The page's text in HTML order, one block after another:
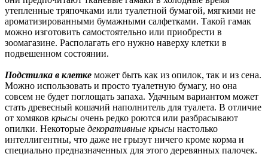
утепленные тряпочками или туалетной бумагой, мягкими не
ароматизированными бумажными салфетками. Такой гамак
можно изготовить самостоятельно или приобрести в
зоомагазине. Располагать его нужно наверху клетки в
подвешенном состоянии.
Подстилка в клетке может быть как из опилок, так и из сена.
Можно использовать и просто туалетную бумагу, но она
совсем не будет поглощать запаха. Удачным вариантом может
стать древесный кошачий наполнитель для туалета. В отличие
от хомяков крысы очень редко роются или разбрасывают
опилки. Некоторые декоративные крысы настолько
интеллигентны, что даже не грызут ничего кроме корма и
специально предназначенных для этого деревянных палочек.